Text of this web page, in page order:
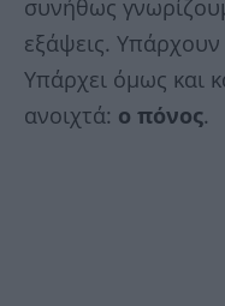
συνήθως
εξάψεις.
Υπάρχει όμως και
ανοιχτά: ο πόνος.